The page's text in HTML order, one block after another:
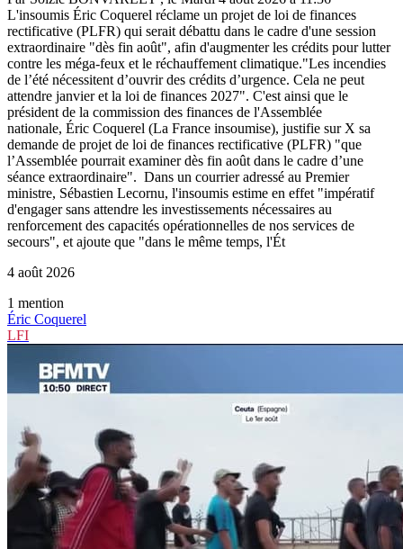
L'insoumis Éric Coquerel réclame un projet de loi de finances
rectificative (PLFR) qui serait débattu dans le cadre d'une session
extraordinaire "dès fin août", afin d'augmenter les crédits pour lutter
contre les méga-feux et le réchauffement climatique."Les incendies
de l’été nécessitent d’ouvrir des crédits d’urgence. Cela ne peut
attendre janvier et la loi de finances 2027". C'est ainsi que le
président de la commission des finances de l'Assemblée
nationale, Éric Coquerel (La France insoumise), justifie sur X sa
demande de projet de loi de finances rectificative (PLFR) "que
l’Assemblée pourrait examiner dès fin août dans le cadre d’une
séance extraordinaire". Dans un courrier adressé au Premier
ministre, Sébastien Lecornu, l'insoumis estime en effet "impératif
d'engager sans attendre les investissements nécessaires au
renforcement des capacités opérationnelles de nos services de
secours", et ajoute que "dans le même temps, l'Ét
4 août 2026
1 mention
Éric Coquerel
LFI